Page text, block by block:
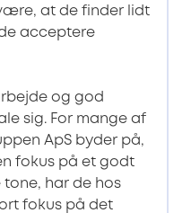
at de finder lidt
acceptere
og god
sig. For mange af
ApS byder på,
fokus på et godt
har de hos
fokus på det